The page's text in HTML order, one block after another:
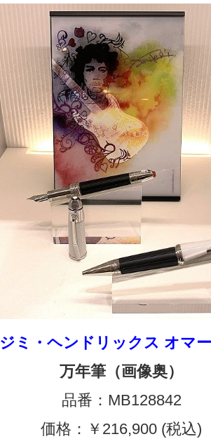
ジミ・ヘンドリックス オマ
万年筆（画像奥）
品番：MB128842
価格：￥216,900 (税込)